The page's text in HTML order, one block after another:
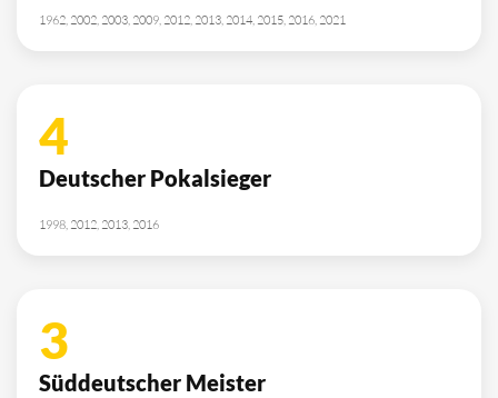
1962, 2002, 2003, 2009, 2012, 2013, 2014, 2015, 2016, 2021
4
Deutscher Pokalsieger
1998, 2012, 2013, 2016
3
Süddeutscher Meister